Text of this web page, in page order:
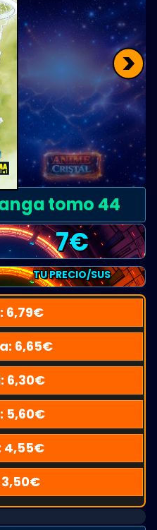
>
tomo 44
7€
TU PRECIO/SUS
6,79€
6,65€
6,30€
5,60€
4,55€
3,50€